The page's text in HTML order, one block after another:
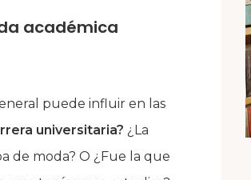
académica
puede influir en las
universitaria? ¿La
de moda? O ¿Fue la que